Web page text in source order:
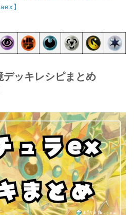
】
ッキレシピまとめ